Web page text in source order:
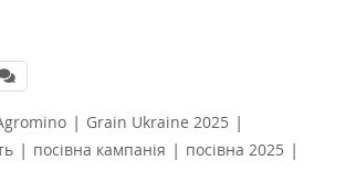
| Grain Ukraine 2025 |
| посівна кампанія | посівна 2025 |